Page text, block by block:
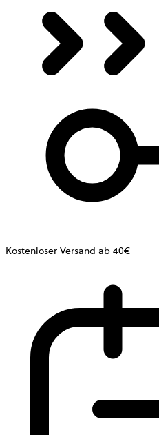
Kostenloser Versand ab 40€